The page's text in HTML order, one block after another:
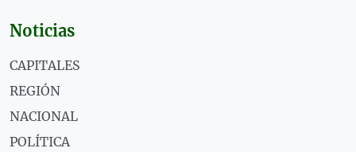
Noticias
CAPITALES
REGIÓN
NACIONAL
POLÍTICA